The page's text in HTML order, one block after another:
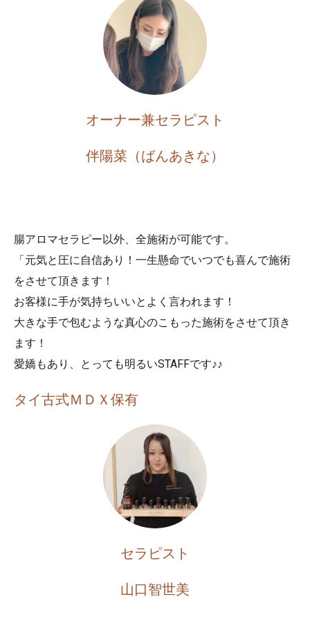
オーナー兼セラピスト
伴陽菜（ばんあきな）
セラピスト
山口智世美
腸アロマセラピー以外、全施術が可能です。
「元気と圧に自信あり！一生懸命でいつでも喜んで施術
をさせて頂きます！
お客様に手が気持ちいいとよく言われます！
大きな手で包むような真心のこもった施術をさせて頂き
ます！
愛嬌もあり、とっても明るいSTAFFです♪♪
タイ古式ＭＤＸ保有